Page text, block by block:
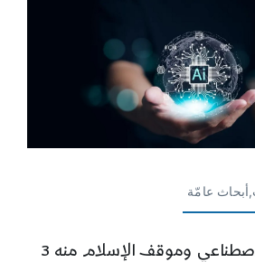
عامّة
وموقف الإسلام منه 3